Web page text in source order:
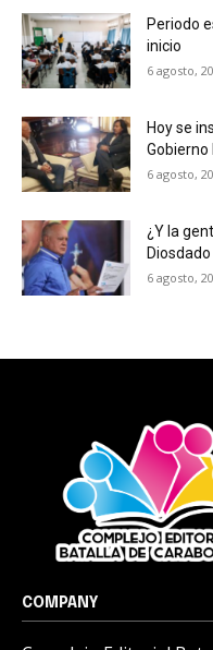
Periodo
inicio
6 agosto,
Hoy se
Gobierno
6 agosto,
¿Y la
Diosdado
6 agosto,
COMPANY